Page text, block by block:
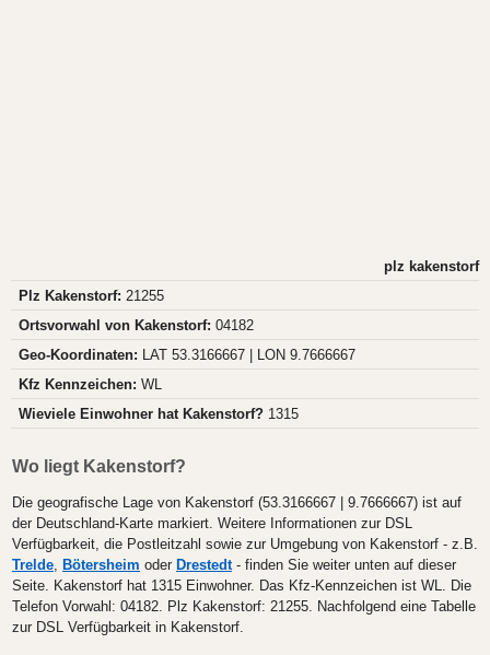
plz kakenstorf
Plz Kakenstorf: 21255
Ortsvorwahl von Kakenstorf: 04182
Geo-Koordinaten: LAT 53.3166667 | LON 9.7666667
Kfz Kennzeichen: WL
Wieviele Einwohner hat Kakenstorf? 1315
Wo liegt Kakenstorf?
Die geografische Lage von Kakenstorf (53.3166667 | 9.7666667) ist auf
der Deutschland-Karte markiert. Weitere Informationen zur DSL
Verfügbarkeit, die Postleitzahl sowie zur Umgebung von Kakenstorf - z.B.
Trelde, Bötersheim oder Drestedt- finden Sie weiter unten auf dieser
Seite. Kakenstorf hat 1315 Einwohner. Das Kfz-Kennzeichen ist WL. Die
Telefon Vorwahl: 04182. Plz Kakenstorf: 21255. Nachfolgend eine Tabelle
zur DSL Verfügbarkeit in Kakenstorf.